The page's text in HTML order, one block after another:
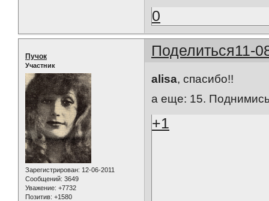
0
Поделиться11-
Пучок
Участник
Зарегистрирован: 12-06-2011
Сообщений: 3649
Уважение: +7732
Позитив: +1580
alisa, спасибо!!
а еще: 15.
+1